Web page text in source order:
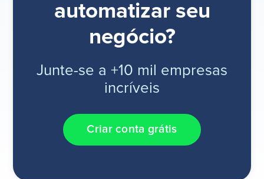
automatizar seu
negócio?
Junte-se a +10 mil empresas
incríveis
Criar conta grátis